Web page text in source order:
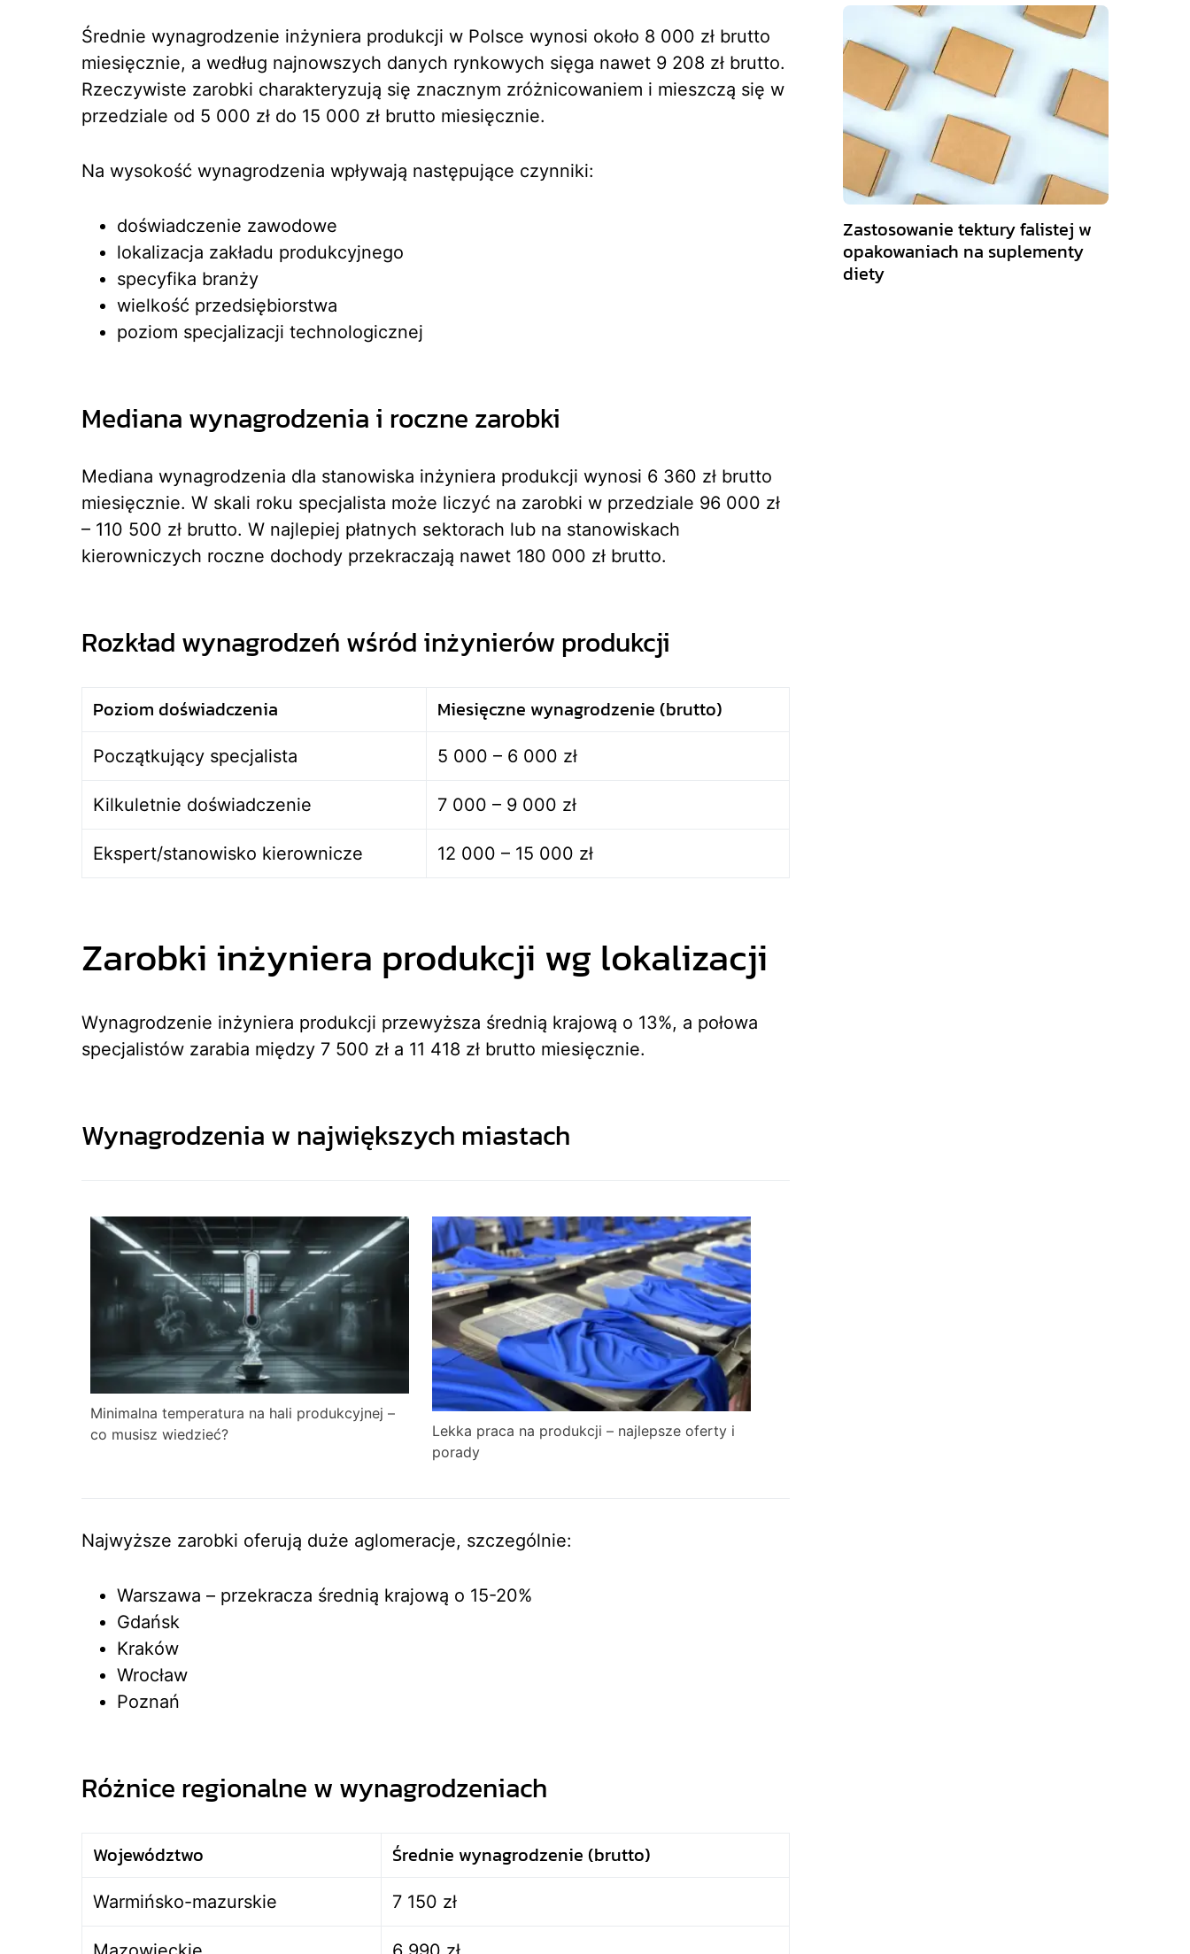
Średnie wynagrodzenie inżyniera produkcji w Polsce wynosi około 8 000 zł brutto
miesięcznie, a według najnowszych danych rynkowych sięga nawet 9 208 zł brutto.
Rzeczywiste zarobki charakteryzują się znacznym zróżnicowaniem i mieszczą się w
przedziale od 5 000 zł do 15 000 zł brutto miesięcznie.
Na wysokość wynagrodzenia wpływają następujące czynniki:
doświadczenie zawodowe
lokalizacja zakładu produkcyjnego
specyfika branży
wielkość przedsiębiorstwa
poziom specjalizacji technologicznej
Mediana wynagrodzenia i roczne zarobki
Mediana wynagrodzenia dla stanowiska inżyniera produkcji wynosi 6 360 zł brutto
miesięcznie. W skali roku specjalista może liczyć na zarobki w przedziale 96 000 zł
– 110 500 zł brutto. W najlepiej płatnych sektorach lub na stanowiskach
kierowniczych roczne dochody przekraczają nawet 180 000 zł brutto.
Rozkład wynagrodzeń wśród inżynierów produkcji
Poziom doświadczenia Miesięczne wynagrodzenie (brutto)
Początkujący specjalista 5 000 – 6 000 zł
Kilkuletnie doświadczenie 7 000 – 9 000 zł
Ekspert/stanowisko kierownicze 12 000 – 15 000 zł
Zarobki inżyniera produkcji wg lokalizacji
Wynagrodzenie inżyniera produkcji przewyższa średnią krajową o 13%, a połowa
specjalistów zarabia między 7 500 zł a 11 418 zł brutto miesięcznie.
Wynagrodzenia w największych miastach
Minimalna temperatura na hali produkcyjnej –
co musisz wiedzieć?
Lekka praca na produkcji – najlepsze oferty i
porady
Najwyższe zarobki oferują duże aglomeracje, szczególnie:
Warszawa – przekracza średnią krajową o 15-20%
Gdańsk
Kraków
Wrocław
Poznań
Różnice regionalne w wynagrodzeniach
Województwo Średnie wynagrodzenie (brutto)
Warmińsko-mazurskie 7 150 zł
Zastosowanie tektury falistej w
opakowaniach na suplementy
diety